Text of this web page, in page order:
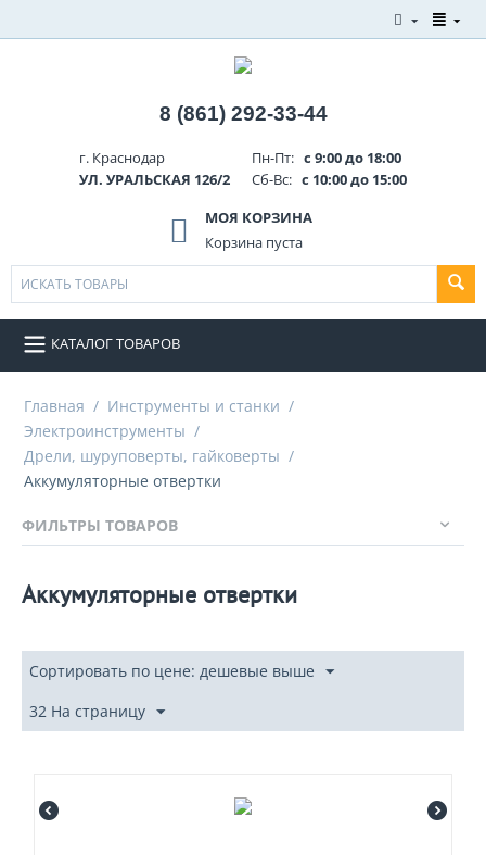
8 (861) 292-33-44
г. Краснодар
УЛ. УРАЛЬСКАЯ 126/2
Пн-Пт: с 9:00 до 18:00
Сб-Вс: с 10:00 до 15:00
МОЯ КОРЗИНА
Корзина пуста
КАТАЛОГ ТОВАРОВ
Главная / Инструменты и станки /
Электроинструменты /
Дрели, шуруповерты, гайковерты /
Аккумуляторные отвертки
ФИЛЬТРЫ ТОВАРОВ
Аккумуляторные отвертки
Сортировать по цене: дешевые выше
32 На страницу